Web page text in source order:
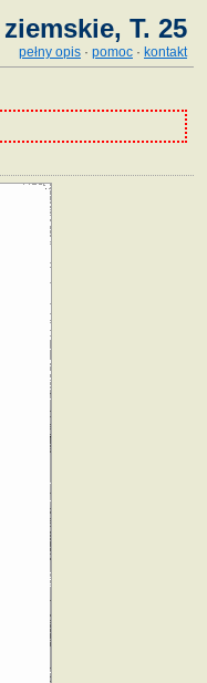
T. 25
pełny opis · pomoc · kontakt